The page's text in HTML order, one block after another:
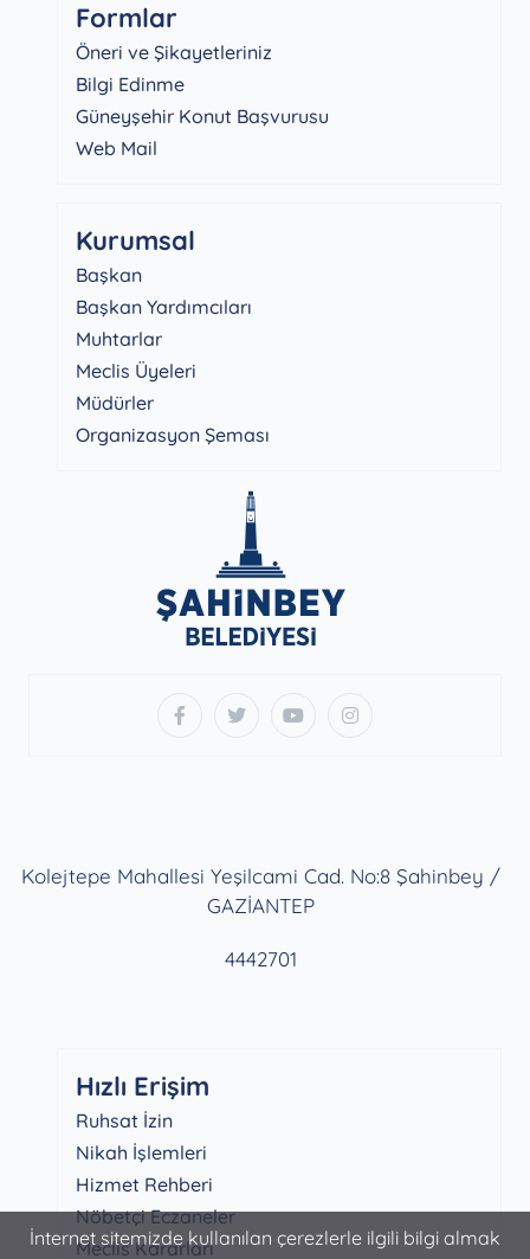
İnternet sitemizde kullanılan çerezlerle ilgili bilgi almak
Formlar
Öneri ve Şikayetleriniz
Bilgi Edinme
Güneyşehir Konut Başvurusu
Web Mail
Kurumsal
Başkan
Başkan Yardımcıları
Muhtarlar
Meclis Üyeleri
Müdürler
Organizasyon Şeması
Kolejtepe Mahallesi Yeşilcami Cad. No:8 Şahinbey /
GAZİANTEP
4442701
Hızlı Erişim
Ruhsat İzin
Nikah İşlemleri
Hizmet Rehberi
Nöbetçi Eczaneler
Meclis Kararları